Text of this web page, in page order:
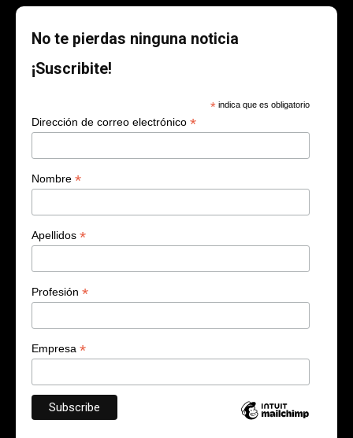
No te pierdas ninguna noticia
¡Suscribite!
* indica que es obligatorio
Dirección de correo electrónico *
Nombre *
Apellidos *
Profesión *
Empresa *